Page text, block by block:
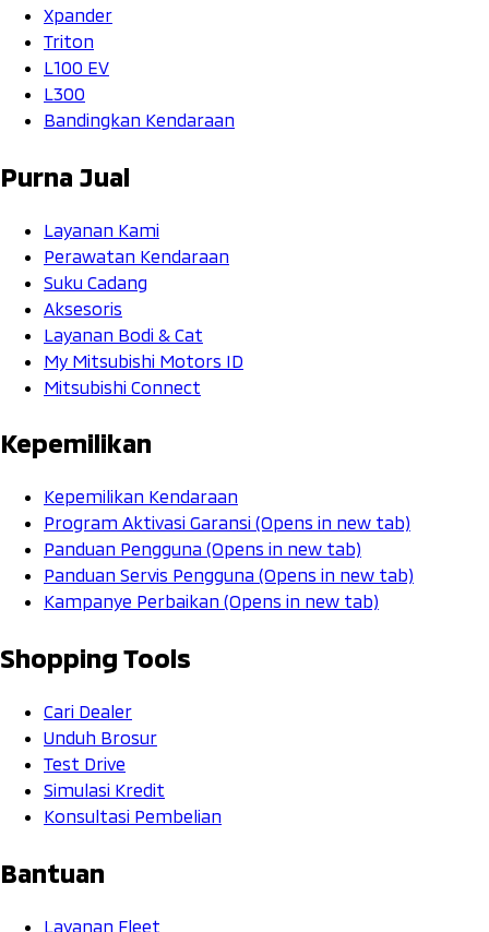
Xpander
Triton
L100 EV
L300
Bandingkan Kendaraan
Purna Jual
Layanan Kami
Perawatan Kendaraan
Suku Cadang
Aksesoris
Layanan Bodi & Cat
My Mitsubishi Motors ID
Mitsubishi Connect
Kepemilikan
Kepemilikan Kendaraan
Program Aktivasi Garansi (Opens in new tab)
Panduan Pengguna (Opens in new tab)
Panduan Servis Pengguna (Opens in new tab)
Kampanye Perbaikan (Opens in new tab)
Shopping Tools
Cari Dealer
Unduh Brosur
Test Drive
Simulasi Kredit
Konsultasi Pembelian
Bantuan
Layanan Fleet